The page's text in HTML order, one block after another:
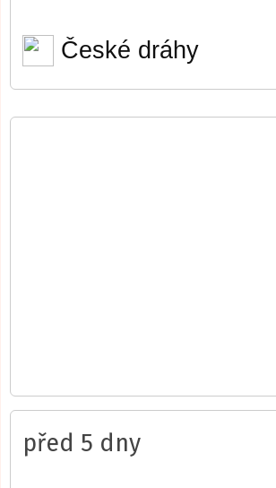
České dráhy
před 5 dny